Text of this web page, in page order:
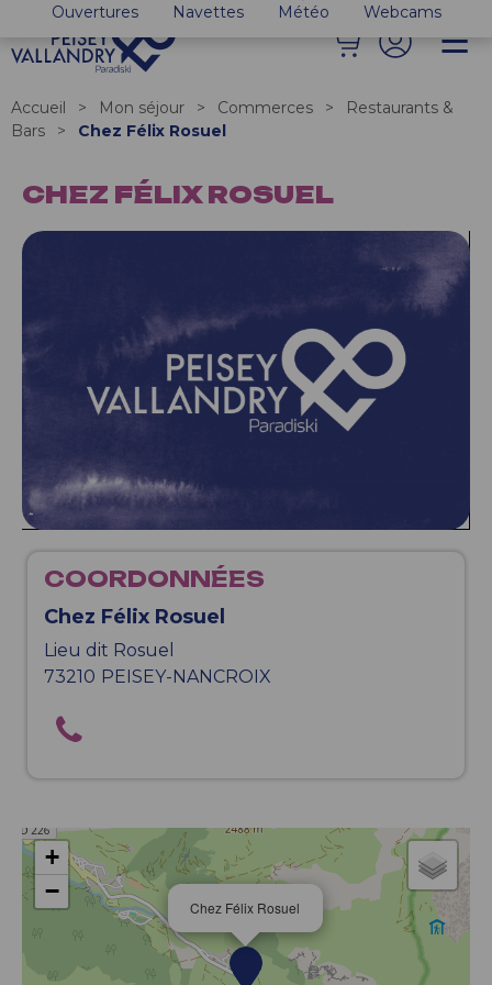
Ouvertures Navettes Météo Webcams
Accueil > Mon séjour > Commerces >
Restaurants &
Bars
> Chez Félix Rosuel
CHEZ FÉLIX ROSUEL
COORDONNÉES
Chez Félix Rosuel
Lieu dit Rosuel
73210 PEISEY-NANCROIX
Chez Félix Rosuel
+
−